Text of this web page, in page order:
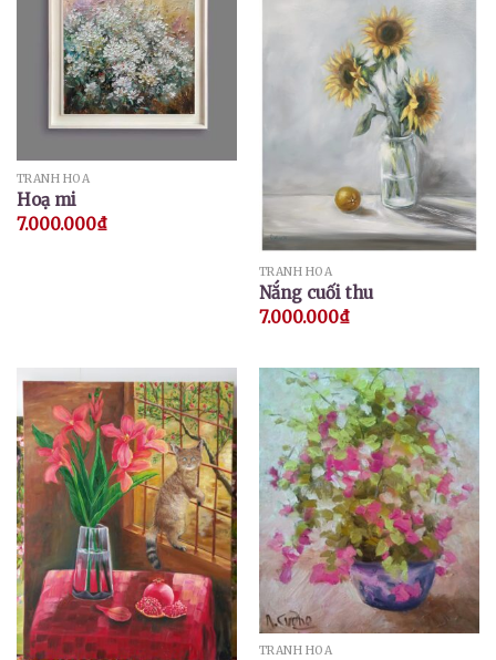
TRANH HOA
Hoạ mi
7.000.000₫
TRANH HOA
Nắng cuối thu
7.000.000₫
TRANH HOA